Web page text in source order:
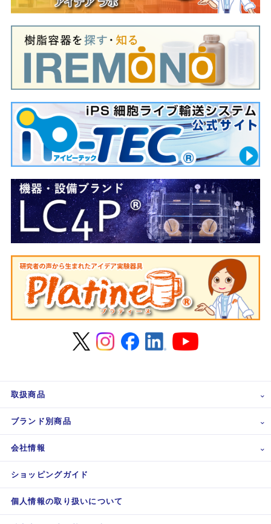
取扱商品
ブランド別商品
会社情報
ショッピングガイド
個人情報の取り扱いについて